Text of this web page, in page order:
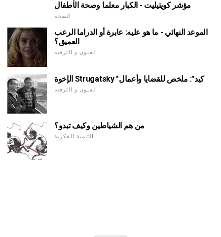
مؤشر كويتيليت - الكبار معلما وصحة الأطفال
الصحة
الموعد النهائي - ما هو عليه: عابرة أو الدراما الرعب
العميق؟
الفنون و الترفيه
الإخوة Strugatsky "كيد": ملخص للقضايا وأعمال
الفنون و الترفيه
من هم الشياطين وكيف تبدو؟
التنمية الفكرية